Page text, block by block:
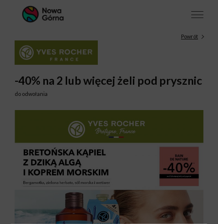
Powrót
-40% na 2 lub więcej żeli pod prysznic
do odwołania